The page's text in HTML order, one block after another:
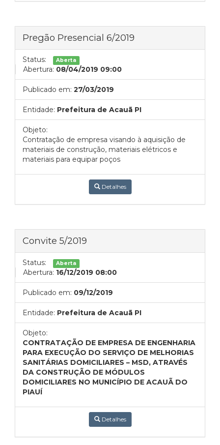
Pregão Presencial 6/2019
Status: Aberta
Abertura: 08/04/2019 09:00
Publicado em: 27/03/2019
Entidade: Prefeitura de Acauã PI
Objeto:
Contratação de empresa visando à aquisição de
materiais de construção, materiais elétricos e
materiais para equipar poços
Detalhes
Convite 5/2019
Status: Aberta
Abertura: 16/12/2019 08:00
Publicado em: 09/12/2019
Entidade: Prefeitura de Acauã PI
Objeto:
CONTRATAÇÃO DE EMPRESA DE ENGENHARIA
PARA EXECUÇÃO DO SERVIÇO DE MELHORIAS
SANITÁRIAS DOMICILIARES – MSD, ATRAVÉS
DA CONSTRUÇÃO DE MÓDULOS
DOMICILIARES NO MUNICÍPIO DE ACAUÃ DO
PIAUÍ
Detalhes